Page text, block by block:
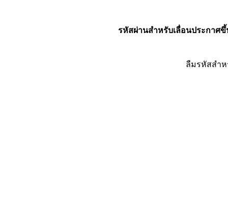
รหัสผ่านสำหรับเลื่อนประกาศขึ้
ลืมรหัสสำ